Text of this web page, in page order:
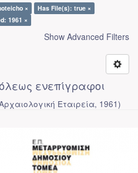
×
Has File(s): true ×
1961 ×
Show Advanced Filters
ενεπίγραφοι
Εταιρεία, 1961)